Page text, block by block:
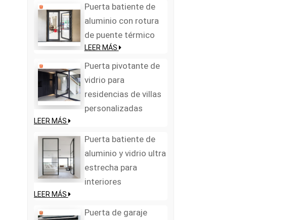
Puerta batiente de
aluminio con rotura
de puente térmico
LEER MÁS
Puerta pivotante de
vidrio para
residencias de villas
personalizadas
LEER MÁS
Puerta batiente de
aluminio y vidrio ultra
estrecha para
interiores
LEER MÁS
Puerta de garaje